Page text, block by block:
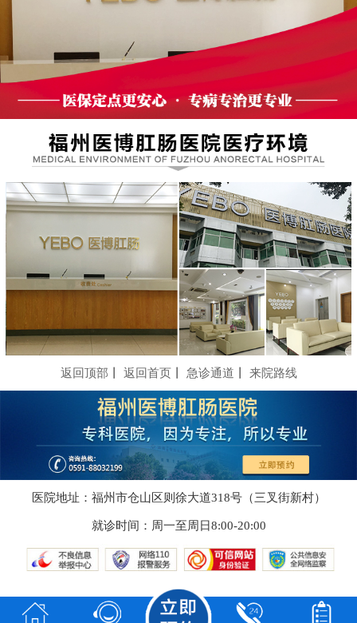
返回顶部 返回首页丨 急诊通道 来院路线
医院地址：福州市仓山区则徐大道318号（三叉街新村）
就诊时间：周一至周日8:00-20:00